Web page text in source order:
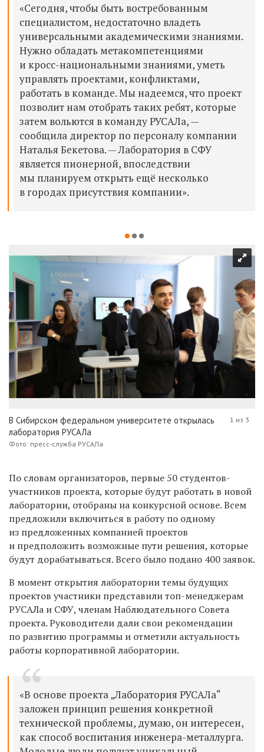
«Сегодня, чтобы быть востребованным
специалистом, недостаточно владеть
универсальными академическими знаниями.
Нужно обладать метакомпетенциями
и кросс-национальными знаниями, уметь
управлять проектами, конфликтами,
работать в команде. Мы надеемся, что проект
позволит нам отобрать таких ребят, которые
затем вольются в команду РУСАЛа, —
сообщила директор по персоналу компании
Наталья Бекетова. — Лаборатория в СФУ
является пионерной, впоследствии
мы планируем открыть ещё несколько
в городах присутствия компании».
В Сибирском федеральном университете открылась
лаборатория РУСАЛа
Фото: пресс-служба РУСАЛа
1 из 3
По словам организаторов, первые 50 студентов-
участников проекта, которые будут работать в новой
лаборатории, отобраны на конкурсной основе. Всем
предложили включиться в работу по одному
из предложенных компанией проектов
и предположить возможные пути решения, которые
будут дорабатываться. Всего было подано 400 заявок.
В момент открытия лаборатории темы будущих
проектов участники представили топ-менеджерам
РУСАЛа и СФУ, членам Наблюдательного Совета
проекта. Руководители дали свои рекомендации
по развитию программы и отметили актуальность
работы корпоративной лаборатории.
«В основе проекта „Лаборатория РУСАЛа“
заложен принцип решения конкретной
технической проблемы, думаю, он интересен,
как способ воспитания инженера-металлурга.